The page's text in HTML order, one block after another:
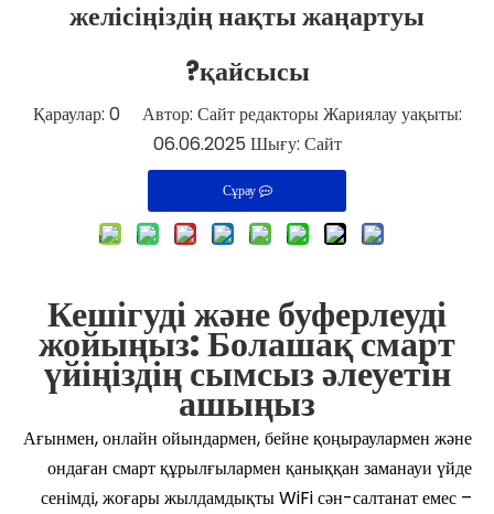
желісіңіздің нақты жаңартуы
қайсысы?
Қараулар: 0Автор: Сайт редакторы Жариялау уақыты:
06.06.2025 Шығу: Сайт
Сұрау
Кешігуді және буферлеуді
жойыңыз: Болашақ смарт
үйіңіздің сымсыз әлеуетін
ашыңыз
Ағынмен, онлайн ойындармен, бейне қоңыраулармен және
ондаған смарт құрылғылармен қаныққан заманауи үйде
сенімді, жоғары жылдамдықты WiFi сән-салтанат емес –